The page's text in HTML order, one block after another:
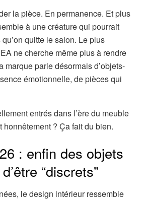
la pièce. En permanence. Et plus
à une créature qui pourrait
quitte le salon. Le plus
ne cherche même plus à rendre
marque parle désormais d’objets-
émotionnelle, de pièces qui
entrés dans l’ère du meuble
? Ça fait du bien.
: enfin des objets
“discrets”
le design intérieur ressemble